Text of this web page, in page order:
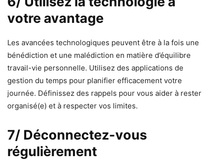
votre avantage
Les avancées technologiques peuvent être à la fois une
bénédiction et une malédiction en matière d’équilibre
travail-vie personnelle. Utilisez des applications de
gestion du temps pour planifier efficacement votre
journée. Définissez des rappels pour vous aider à rester
organisé(e) et à respecter vos limites.
7/ Déconnectez-vous
régulièrement